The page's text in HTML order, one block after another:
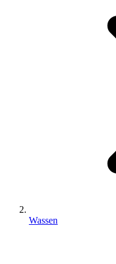
Wassen